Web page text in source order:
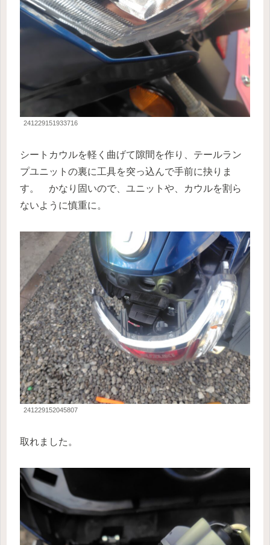
241229151933716
シートカウルを軽く曲げて隙間を作り、テールラン
プユニットの裏に工具を突っ込んで手前に抉りま
す。 かなり固いので、ユニットや、カウルを割ら
ないように慎重に。
241229152045807
取れました。